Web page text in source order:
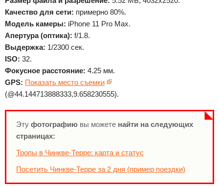
Качество для сети: примерно 80%.
Модель камеры: iPhone 11 Pro Max.
Апертура (оптика): f/1.8.
Выдержка: 1/2300 сек.
ISO: 32.
Фокусное расстояние: 4.25 мм.
GPS: Показать место съемки
(@44.144713888333,9.658230555).
Эту фотографию вы можете найти на следующих
страницах:
Тропы в Чинкве-Терре: карта и статус
Посетить Чинкве-Терре за 2 дня (пример поездки)